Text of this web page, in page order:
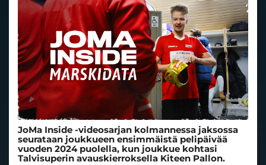
JoMa Inside -videosarjan kolmannessa jaksossa
seurataan joukkueen ensimmäistä pelipäivää
vuoden 2024 puolella, kun joukkue kohtasi
Talvisuperin avauskierroksella Kiteen Pallon.